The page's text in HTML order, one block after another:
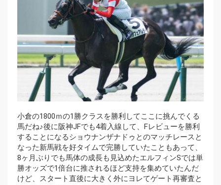
小倉の1800ｍの1勝クラスを勝利してここに挑んでくる
馬だね♪後に阪神JFでも4着入線して、Fレビューを勝利
することになるショウナンザナドゥとのマッチレースと
なった新馬戦を好タイムで完勝していたこともあって、
8ヶ月ぶりでも馬体の成長も見込めたエルフィンSでは単
勝オッズで1倍台に推されるほど支持を集めていたんだ
けど、スタート直後に大きく外にヨレてゲート再審査と